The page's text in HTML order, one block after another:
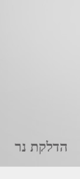
הדלקת נר